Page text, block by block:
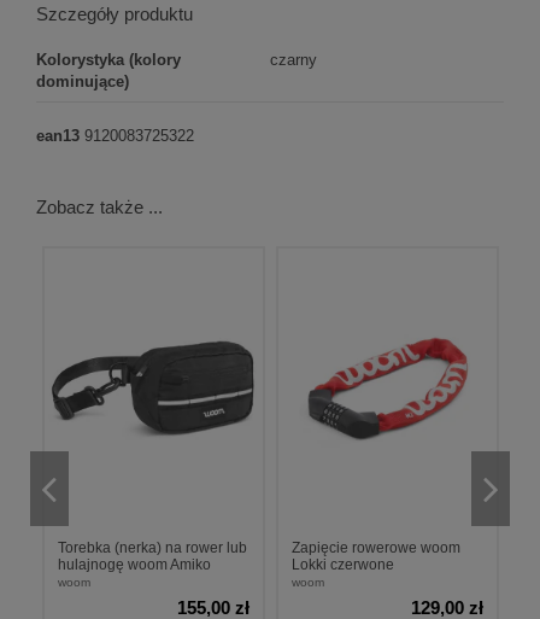
Szczegóły produktu
Kolorystyka (kolory
dominujące)
czarny
ean13 9120083725322
Zobacz także ...
Torebka (nerka) na rower lub
hulajnogę woom Amiko
woom
155,00 zł
Zapięcie rowerowe woom
Lokki czerwone
woom
129,00 zł